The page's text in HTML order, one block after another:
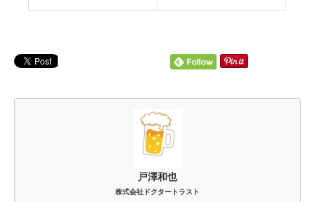
戸澤和也
株式会社ドクタートラスト